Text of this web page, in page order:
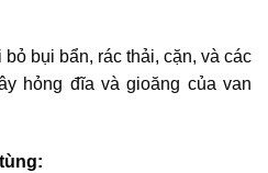
bụi bẩn, rác thải, cặn, và các
hỏng đĩa và gioăng của van